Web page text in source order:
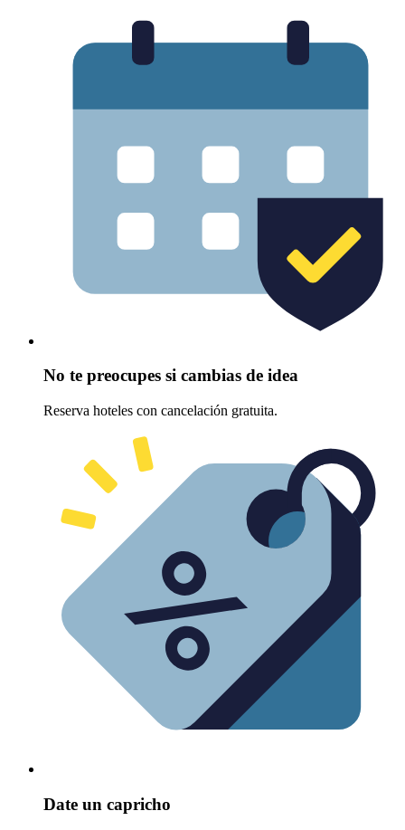
No te preocupes si cambias de idea
Reserva hoteles con cancelación gratuita.
Date un capricho